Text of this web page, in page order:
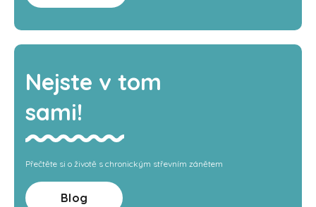
Nejste v tom
sami!
Přečtěte si o životě s chronickým střevním zánětem
Blog